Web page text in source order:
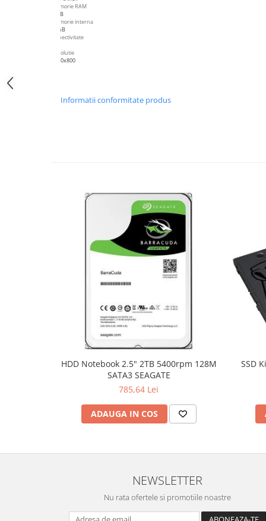
Camere Web
Casti
Servere & Componente
Memorie RAM
2 GB
Memorie interna
32GB
Conectivitate
Rezolutie
1280x800
Informatii conformitate produs
HDD Notebook 2.5" 2TB 5400rpm 128M
SATA3 SEAGATE
785,64 Lei
ADAUGA IN COS
SSD
NEWSLETTER
Nu rata ofertele si promotiile noastre